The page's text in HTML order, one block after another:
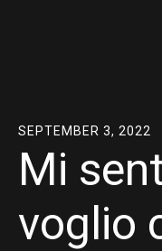
SEPTEMBER 3, 2022
Mi
voglio